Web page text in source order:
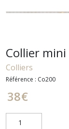
Collier
Colliers
Référence : Co200
38€